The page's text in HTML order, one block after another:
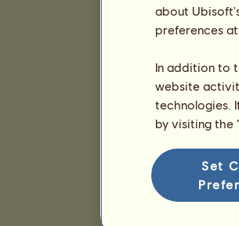
about
preferences
In addition to
website
technologies.
by visiting the
Set